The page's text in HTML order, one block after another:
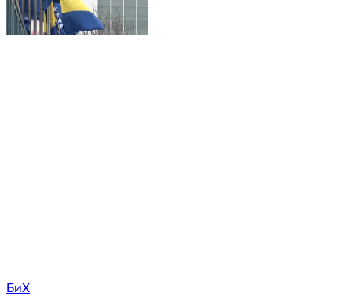
БиХ